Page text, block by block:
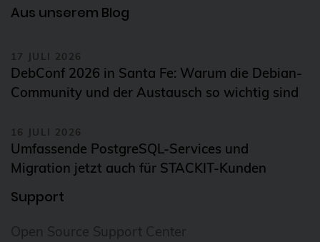
Aus unserem Blog
17 JULI 2026
DebConf 2026 in Santa Fe: Warum die Debian-
Community und der Austausch so wichtig sind
16 JULI 2026
Umfassende PostgreSQL-Services und
Migration jetzt auch für STACKIT-Kunden
Support
Open Source Support Center